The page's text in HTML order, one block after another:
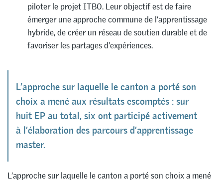
piloter le projet ITBO. Leur objectif est de faire
émerger une approche commune de l’apprentissage
hybride, de créer un réseau de soutien durable et de
favoriser les partages d’expériences.
L’approche sur laquelle le canton a porté son
choix a mené aux résultats escomptés : sur
huit EP au total, six ont participé activement
à l’élaboration des parcours d’apprentissage
master.
L’approche sur laquelle le canton a porté son choix a mené